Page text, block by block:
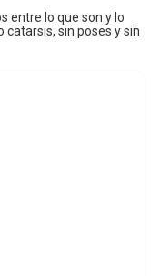
entre lo que son y lo
catarsis, sin poses y sin